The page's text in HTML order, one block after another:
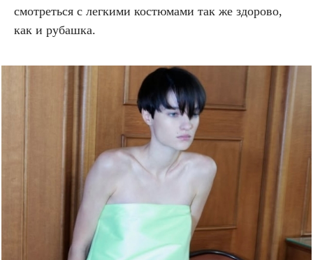
смотреться с легкими костюмами так же здорово,
как и рубашка.